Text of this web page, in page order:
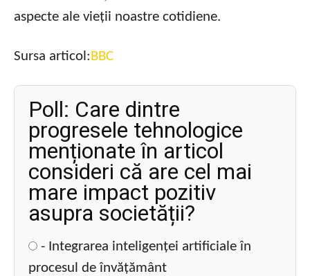
aspecte ale vieții noastre cotidiene.
Sursa articol:BBC
Poll: Care dintre
progresele tehnologice
menționate în articol
consideri că are cel mai
mare impact pozitiv
asupra societății?
- Integrarea inteligenței artificiale în
procesul de învățământ